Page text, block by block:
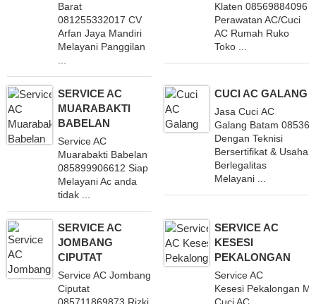
Barat
081255332017 CV
Arfan Jaya Mandiri
Melayani Panggilan
...
Klaten 08569884096
Perawatan AC/Cuci
AC Rumah Ruko
Toko ...
SERVICE AC
MUARABAKTI
BABELAN
Service AC
Muarabakti Babelan
085899906612 Siap
Melayani Ac anda
tidak ...
CUCI AC GALANG
Jasa Cuci AC
Galang Batam
Dengan Teknisi
Bersertifikat & Usaha
Berlegalitas
Melayani ...
SERVICE AC
JOMBANG
CIPUTAT
Service AC Jombang
Ciputat
SERVICE AC
KESESI
PEKALONGAN
Service AC
Kesesi Pekalongan